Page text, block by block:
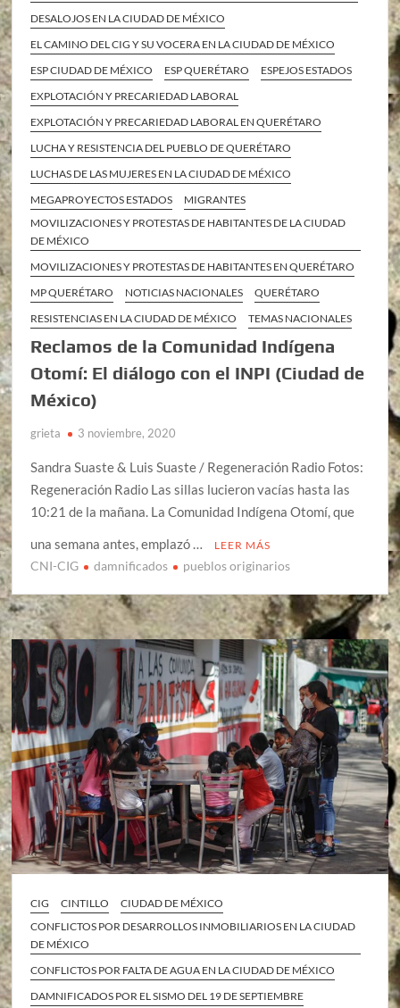
DESALOJOS EN LA CIUDAD DE MÉXICO
EL CAMINO DEL CIG Y SU VOCERA EN LA CIUDAD DE MÉXICO
ESP CIUDAD DE MÉXICO
ESP QUERÉTARO
ESPEJOS ESTADOS
EXPLOTACIÓN Y PRECARIEDAD LABORAL
EXPLOTACIÓN Y PRECARIEDAD LABORAL EN QUERÉTARO
LUCHA Y RESISTENCIA DEL PUEBLO DE QUERÉTARO
LUCHAS DE LAS MUJERES EN LA CIUDAD DE MÉXICO
MEGAPROYECTOS ESTADOS
MIGRANTES
MOVILIZACIONES Y PROTESTAS DE HABITANTES DE LA CIUDAD
DE MÉXICO
MOVILIZACIONES Y PROTESTAS DE HABITANTES EN QUERÉTARO
MP QUERÉTARO
NOTICIAS NACIONALES
QUERÉTARO
RESISTENCIAS EN LA CIUDAD DE MÉXICO
TEMAS NACIONALES
Reclamos de la Comunidad Indígena
Otomí: El diálogo con el INPI (Ciudad de
México)
grieta 3 noviembre, 2020
Sandra Suaste & Luis Suaste / Regeneración Radio Fotos:
Regeneración Radio Las sillas lucieron vacías hasta las
10:21 de la mañana. La Comunidad Indígena Otomí, que
una semana antes, emplazó …
LEER MÁS
CNI-CIG damnificados pueblos originarios
CIG CINTILLO
CIUDAD DE MÉXICO
CONFLICTOS POR DESARROLLOS INMOBILIARIOS EN LA CIUDAD
DE MÉXICO
CONFLICTOS POR FALTA DE AGUA EN LA CIUDAD DE MÉXICO
DAMNIFICADOS POR EL SISMO DEL 19 DE SEPTIEMBRE